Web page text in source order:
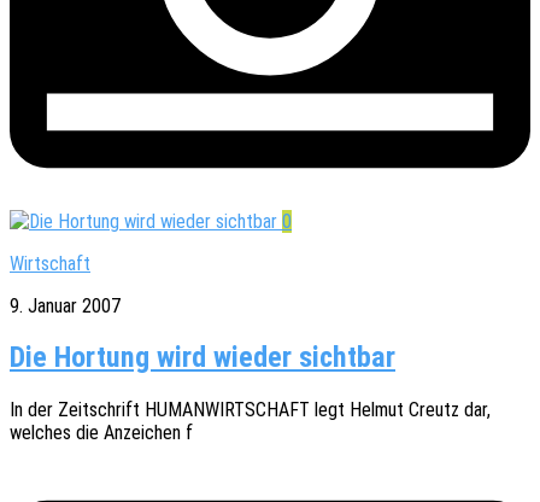
0
Wirtschaft
9. Januar 2007
Die Hortung wird wieder sichtbar
In der Zeit­schrift HUMANWIRTSCHAFT legt Helmut Creutz dar,
welches die Anzei­chen f